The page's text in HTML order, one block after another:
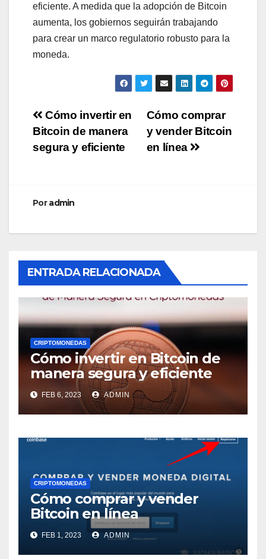
eficiente. A medida que la adopción de Bitcoin
aumenta, los gobiernos seguirán trabajando
para crear un marco regulatorio robusto para la
moneda.
Navegación
de
Cómo comprar
y vender Bitcoin
en línea
Cómo invertir en
Bitcoin de manera
segura y eficiente
Poradmin
ENTRADA RELACIONADA
CRIPTOMONEDAS
Cómo invertir en Bitcoin de
manera segura y eficiente
FEB 6, 2023 ADMIN
CRIPTOMONEDAS
Cómo comprar y vender
Bitcoin en línea
FEB 1, 2023 ADMIN